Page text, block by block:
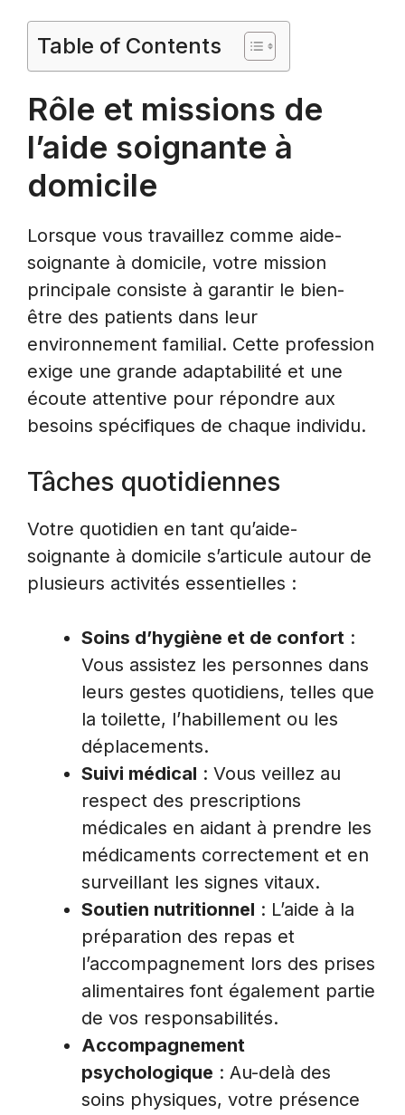
Table of Contents
Rôle et missions de
l’aide soignante à
domicile
Lorsque vous travaillez comme aide-
soignante à domicile, votre mission
principale consiste à garantir le bien-
être des patients dans leur
environnement familial. Cette profession
exige une grande adaptabilité et une
écoute attentive pour répondre aux
besoins spécifiques de chaque individu.
Tâches quotidiennes
Votre quotidien en tant qu’aide-
soignante à domicile s’articule autour de
plusieurs activités essentielles :
Soins d’hygiène et de confort :
Vous assistez les personnes dans
leurs gestes quotidiens, telles que
la toilette, l’habillement ou les
déplacements.
Suivi médical : Vous veillez au
respect des prescriptions
médicales en aidant à prendre les
médicaments correctement et en
surveillant les signes vitaux.
Soutien nutritionnel : L’aide à la
préparation des repas et
l’accompagnement lors des prises
alimentaires font également partie
de vos responsabilités.
Accompagnement
psychologique : Au-delà des
soins physiques, votre présence